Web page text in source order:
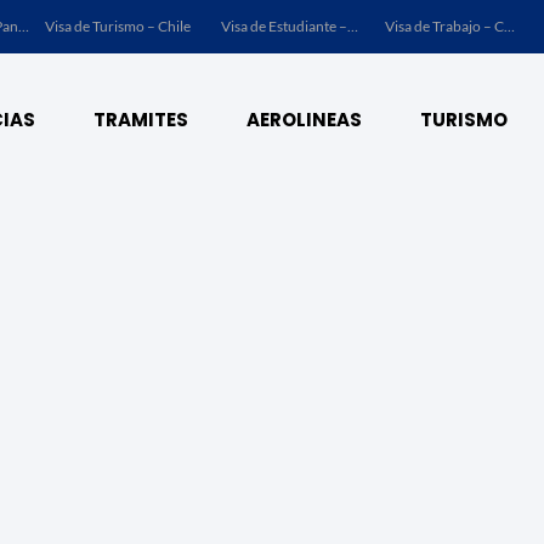
Visa de Turismo – Panamá Visa de Turismo – Chile Visa de Estudiante – Chile Visa de Trabajo – Chile
TRAMITES AEROLINEAS TURISMO